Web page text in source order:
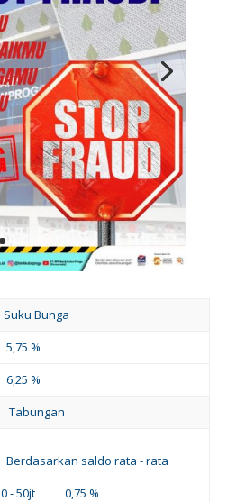
Suku Bunga
5,75 %
6,25 %
Tabungan
Berdasarkan saldo rata - rata
0 - 50jt 0,75 %